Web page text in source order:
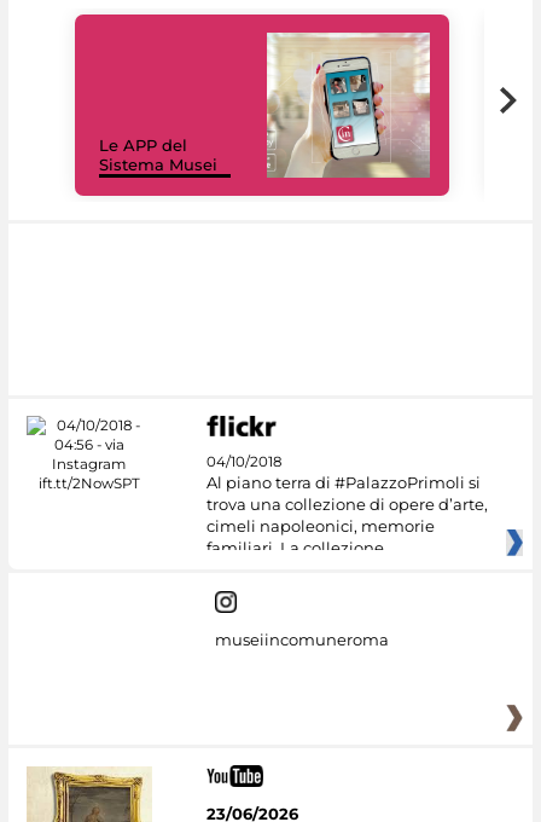
Le APP del
Sistema Musei
04/10/2018
Al piano terra di #PalazzoPrimoli si
trova una collezione di opere d’arte,
cimeli napoleonici, memorie
familiari. La collezione
museiincomuneroma
23/06/2026